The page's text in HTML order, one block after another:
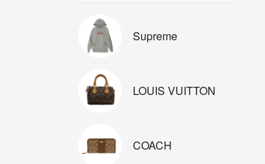
Supreme
LOUIS VUITTON
COACH